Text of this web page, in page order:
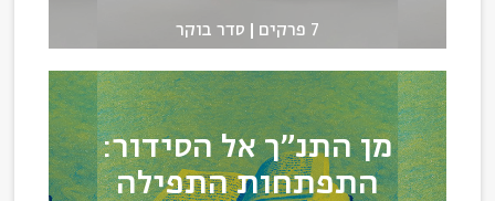
7 פרקים סדר בוקר
מן התנ"ך אל הסידור:
התפתחות התפילה